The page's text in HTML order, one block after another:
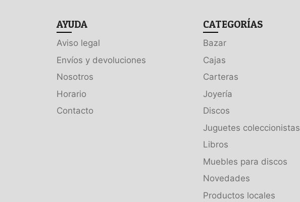
AYUDA
Aviso legal
Envíos y devoluciones
Nosotros
Horario
Contacto
CATEGORÍAS
Bazar
Cajas
Carteras
Joyería
Discos
Juguetes coleccionistas
Libros
Muebles para discos
Novedades
Productos locales